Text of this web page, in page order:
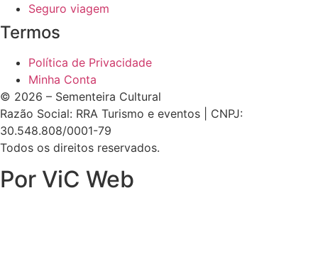
Seguro viagem
Termos
Política de Privacidade
Minha Conta
© 2026 – Sementeira Cultural
Razão Social: RRA Turismo e eventos | CNPJ:
30.548.808/0001-79
Todos os direitos reservados.
Por ViC Web